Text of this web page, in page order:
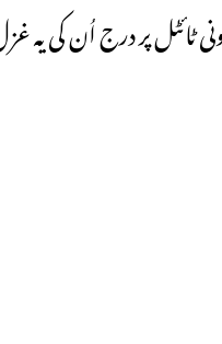
ٹائٹل پر درج اُن کی